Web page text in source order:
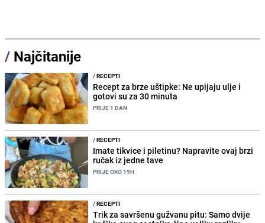
/ Najčitanije
/RECEPTI
Recept za brze uštipke: Ne upijaju ulje i
gotovi su za 30 minuta
PRIJE 1 DAN
/RECEPTI
Imate tikvice i piletinu? Napravite ovaj brzi
ručak iz jedne tave
PRIJE OKO 19H
/RECEPTI
Trik za savršenu gužvanu pitu: Samo dvije